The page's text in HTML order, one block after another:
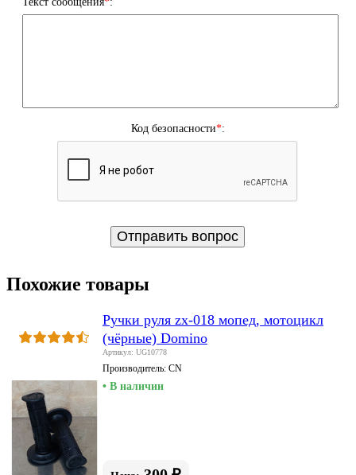
Код безопасности*:
Похожие товары
Ручки руля zx-018 мопед, мотоцикл
(чёрные) Domino
Артикул: UG10778
Производитель: CN
• В наличии